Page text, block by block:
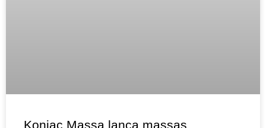
Konjac Massa lança massas